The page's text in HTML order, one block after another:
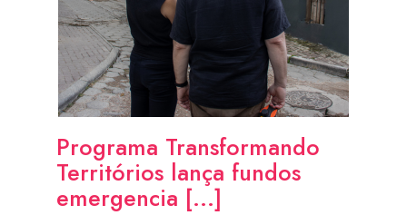
Programa Transformando
Territórios lança fundos
emergencia [...]